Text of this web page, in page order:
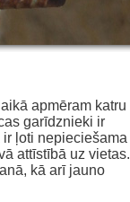
apmēram katru
garīdznieki ir
ļoti nepieciešama
attīstībā uz vietas.
kā arī jauno